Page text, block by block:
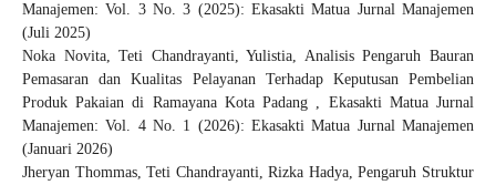
Manajemen: Vol. 3 No. 3 (2025): Ekasakti Matua Jurnal Manajemen
(Juli 2025)
Noka Novita, Teti Chandrayanti, Yulistia, Analisis Pengaruh Bauran
Pemasaran dan Kualitas Pelayanan Terhadap Keputusan Pembelian
Produk Pakaian di Ramayana Kota Padang , Ekasakti Matua Jurnal
Manajemen: Vol. 4 No. 1 (2026): Ekasakti Matua Jurnal Manajemen
(Januari 2026)
Jheryan Thommas, Teti Chandrayanti, Rizka Hadya,Pengaruh Struktur